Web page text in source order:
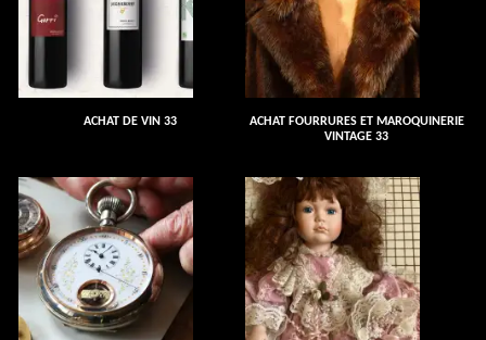
ACHAT DE VIN 33
ACHAT FOURRURES ET MAROQUINERIE
VINTAGE 33